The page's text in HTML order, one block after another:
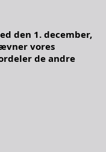
den 1. december,
vores
de andre